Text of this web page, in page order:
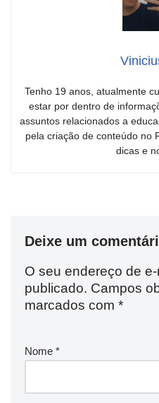
Tenho 19 anos, atualmente
estar por dentro de
assuntos relacionados a
pela criação de conteúdo no
dicas e
Deixe um
O seu endereço de
publicado. Campos
marcados com *
Nome *